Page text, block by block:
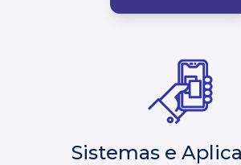
Sistemas e